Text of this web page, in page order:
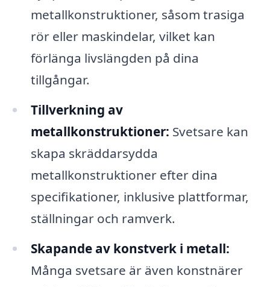
metallkonstruktioner, såsom trasiga
rör eller maskindelar, vilket kan
förlänga livslängden på dina
tillgångar.
Tillverkning av
metallkonstruktioner: Svetsare kan
skapa skräddarsydda
metallkonstruktioner efter dina
specifikationer, inklusive plattformar,
ställningar och ramverk.
Skapande av konstverk i metall:
Många svetsare är även konstnärer